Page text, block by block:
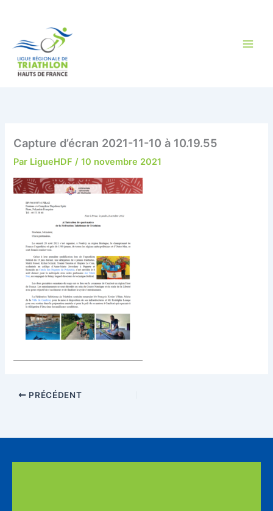
Capture d’écran 2021-11-10 à 10.19.55
Par LigueHDF/10 novembre 2021
PRÉCÉDENT